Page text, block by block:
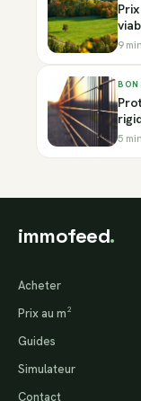
9
BON
5
immofeed.
Acheter
Prix au m²
Guides
Simulateur
Contact